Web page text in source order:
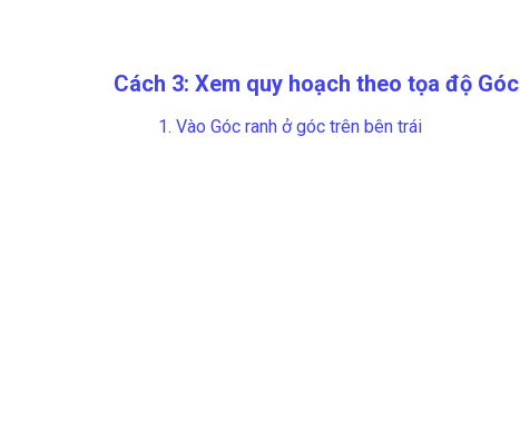
Cách 3: Xem quy hoạch theo tọa độ
1. Vào Góc ranh ở góc trên bên trái